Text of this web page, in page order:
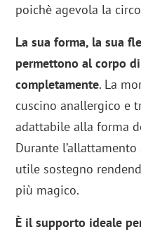
poichè agevola la
La sua forma, la sua
permettono al corpo
completamente. La
cuscino anallergico e
adattabile alla forma
Durante
utile sostegno
più magico.
È il supporto ideale